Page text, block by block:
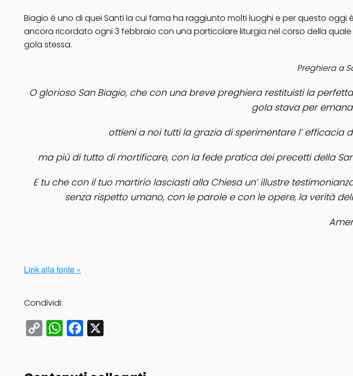
Biagio è uno di quei Santi la cui fama ha raggiunto molti luoghi e per questo
ancora ricordato ogni 3 febbraio con una particolare liturgia nel corso della
gola stessa.
Preghiera a
O glorioso San Biagio, che con una breve preghiera restituisti la
gola stava per
ottieni a noi tutti la grazia di sperimentare l’ efficacia
ma più di tutto di mortificare, con la fede pratica dei precetti della
E tu che con il tuo martirio lasciasti alla Chiesa un’ illustre
senza rispetto umano, con le parole e con le opere, la verità
Link alla fonte »
Condividi:
Copy
Link
WhatsApp
Facebook